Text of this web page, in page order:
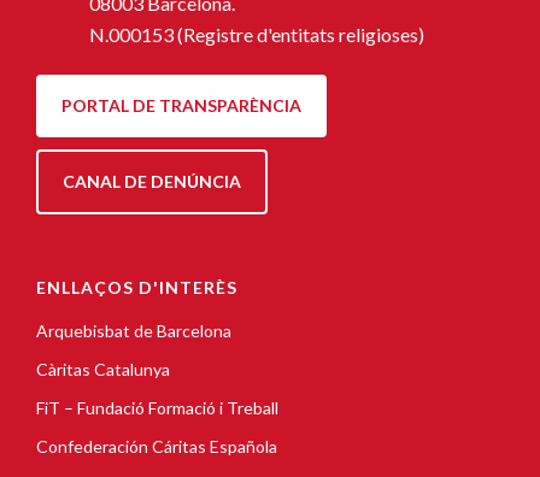
N.000153 (Registre d'entitats religioses)
PORTAL DE TRANSPARÈNCIA
CANAL DE DENÚNCIA
ENLLAÇOS D'INTERÈS
Arquebisbat de Barcelona
Càritas Catalunya
FiT – Fundació Formació i Treball
Confederación Cáritas Española